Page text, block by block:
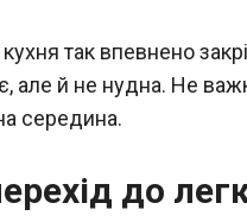
так впевнено
але й не нудна. Не
середина.
до